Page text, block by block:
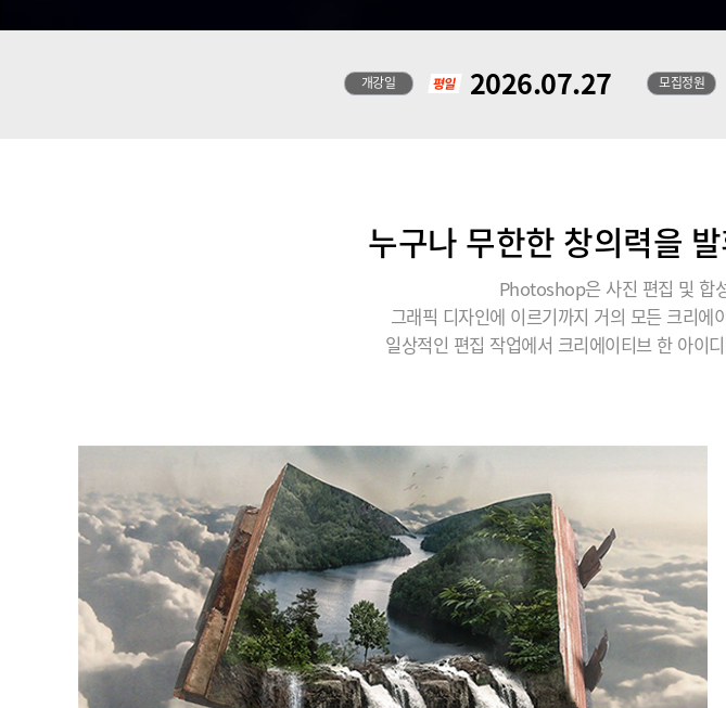
개강일 2026.07.27 모집정원
누구나 무한한 창의력을
Photoshop은 사진 편집 및 합
그래픽 디자인에 이르기까지 거의 모든 크리
일상적인 편집 작업에서 크리에이티브 한 아이